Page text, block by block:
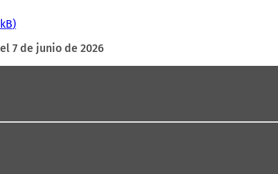
7 de junio de 2026